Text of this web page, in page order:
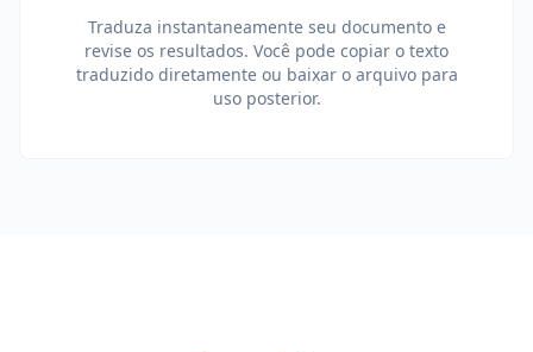
Traduza instantaneamente seu documento e
revise os resultados. Você pode copiar o texto
traduzido diretamente ou baixar o arquivo para
uso posterior.